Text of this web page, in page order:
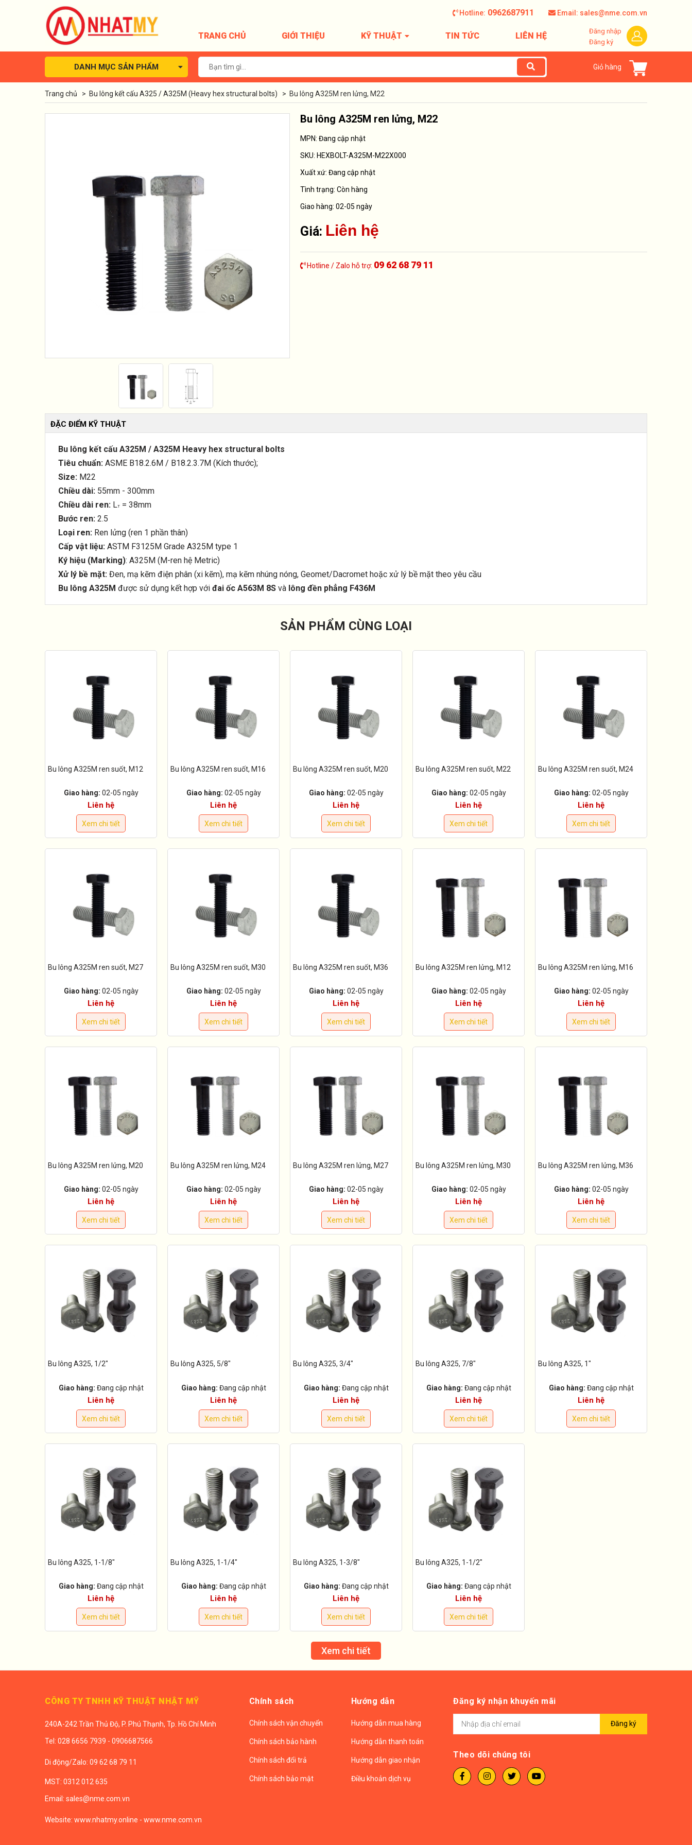
Hotline: 0962687911 Email: sales@nme.com.vn
TRANG CHỦ GIỚI THIỆU KỸ THUẬT TIN TỨC LIÊN HỆ
Đăng nhập
Đăng ký
DANH MỤC SẢN PHẨM Giỏ hàng
Trang chủ > Bu lông kết cấu A325 / A325M (Heavy hex structural bolts) > Bu lông A325M ren lửng, M22
Bu lông A325M ren lửng, M22
MPN: Đang cập nhật
SKU: HEXBOLT-A325M-M22X000
Xuất xứ: Đang cập nhật
Tình trạng: Còn hàng
Giao hàng: 02-05 ngày
Giá: Liên hệ
Hotline / Zalo hỗ trợ: 09 62 68 79 11
ĐẶC ĐIỂM KỸ THUẬT
Bu lông kết cấu A325M / A325M Heavy hex structural bolts
Tiêu chuẩn: ASME B18.2.6M / B18.2.3.7M (Kích thước);
Size: M22
Chiều dài: 55mm - 300mm
Chiều dài ren: LT = 38mm
Bước ren: 2.5
Loại ren: Ren lửng (ren 1 phần thân)
Cấp vật liệu: ASTM F3125M Grade A325M type 1
Ký hiệu (Marking): A325M (M-ren hệ Metric)
Xử lý bề mặt: Đen, mạ kẽm điện phân (xi kẽm), mạ kẽm nhúng nóng, Geomet/Dacromet hoặc xử lý bề mặt theo yêu cầu
Bu lông A325M được sử dụng kết hợp với đai ốc A563M 8S và lông đền phẳng F436M
SẢN PHẨM CÙNG LOẠI
Bu lông A325M ren suốt, M12
Giao hàng: 02-05 ngày
Liên hệ
Xem chi tiết
Bu lông A325M ren suốt, M16
Giao hàng: 02-05 ngày
Liên hệ
Xem chi tiết
Bu lông A325M ren suốt, M20
Giao hàng: 02-05 ngày
Liên hệ
Xem chi tiết
Bu lông A325M ren suốt, M22
Giao hàng: 02-05 ngày
Liên hệ
Xem chi tiết
Bu lông A325M ren suốt, M24
Giao hàng: 02-05 ngày
Liên hệ
Xem chi tiết
Bu lông A325M ren suốt, M27
Giao hàng: 02-05 ngày
Liên hệ
Xem chi tiết
Bu lông A325M ren suốt, M30
Giao hàng: 02-05 ngày
Liên hệ
Xem chi tiết
Bu lông A325M ren suốt, M36
Giao hàng: 02-05 ngày
Liên hệ
Xem chi tiết
Bu lông A325M ren lửng, M12
Giao hàng: 02-05 ngày
Liên hệ
Xem chi tiết
Bu lông A325M ren lửng, M16
Giao hàng: 02-05 ngày
Liên hệ
Xem chi tiết
Bu lông A325M ren lửng, M20
Giao hàng: 02-05 ngày
Liên hệ
Xem chi tiết
Bu lông A325M ren lửng, M24
Giao hàng: 02-05 ngày
Liên hệ
Xem chi tiết
Bu lông A325M ren lửng, M27
Giao hàng: 02-05 ngày
Liên hệ
Xem chi tiết
Bu lông A325M ren lửng, M30
Giao hàng: 02-05 ngày
Liên hệ
Xem chi tiết
Bu lông A325M ren lửng, M36
Giao hàng: 02-05 ngày
Liên hệ
Xem chi tiết
Bu lông A325, 1/2"
Giao hàng: Đang cập nhật
Liên hệ
Xem chi tiết
Bu lông A325, 5/8"
Giao hàng: Đang cập nhật
Liên hệ
Xem chi tiết
Bu lông A325, 3/4"
Giao hàng: Đang cập nhật
Liên hệ
Xem chi tiết
Bu lông A325, 7/8"
Giao hàng: Đang cập nhật
Liên hệ
Xem chi tiết
Bu lông A325, 1"
Giao hàng: Đang cập nhật
Liên hệ
Xem chi tiết
Bu lông A325, 1-1/8"
Giao hàng: Đang cập nhật
Liên hệ
Xem chi tiết
Bu lông A325, 1-1/4"
Giao hàng: Đang cập nhật
Liên hệ
Xem chi tiết
Bu lông A325, 1-3/8"
Giao hàng: Đang cập nhật
Liên hệ
Xem chi tiết
Bu lông A325, 1-1/2"
Giao hàng: Đang cập nhật
Liên hệ
Xem chi tiết
Xem chi tiết
CÔNG TY TNHH KỸ THUẬT NHẬT MỸ
240A-242 Trần Thủ Độ, P. Phú Thạnh, Tp. Hồ Chí Minh
Tel: 028 6656 7939 - 0906687566
Di động/Zalo: 09 62 68 79 11
MST: 0312 012 635
Email: sales@nme.com.vn
Website: www.nhatmy.online - www.nme.com.vn
Chính sách
Chính sách vận chuyển
Chính sách bảo hành
Chính sách đổi trả
Chính sách bảo mật
Hướng dẫn
Hướng dẫn mua hàng
Hướng dẫn thanh toán
Hướng dẫn giao nhận
Điều khoản dịch vụ
Đăng ký nhận khuyến mãi
Đăng ký
Theo dõi chúng tôi